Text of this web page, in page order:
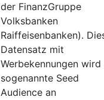
der FinanzGruppe
Volksbanken
Raiffeisenbanken).
Datensatz mit
Werbekennungen wird
sogenannte Seed
Audience an